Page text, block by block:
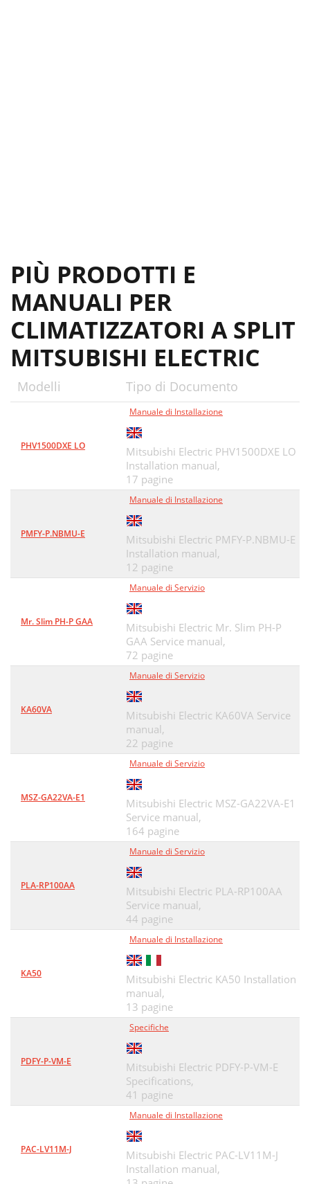
PIÙ PRODOTTI E
MANUALI PER
CLIMATIZZATORI A SPLIT
MITSUBISHI ELECTRIC
Modelli Tipo di Documento
PHV1500DXE LO
Manuale di Installazione
Mitsubishi Electric PHV1500DXE LO
Installation manual,
17 pagine
PMFY-P.NBMU-E
Manuale di Installazione
Mitsubishi Electric PMFY-P.NBMU-E
Installation manual,
12 pagine
Mr. Slim PH-P GAA
Manuale di Servizio
Mitsubishi Electric Mr. Slim PH-P
GAA Service manual,
72 pagine
KA60VA
Manuale di Servizio
Mitsubishi Electric KA60VA Service
manual,
22 pagine
MSZ-GA22VA-E1
Manuale di Servizio
Mitsubishi Electric MSZ-GA22VA-E1
Service manual,
164 pagine
PLA-RP100AA
Manuale di Servizio
Mitsubishi Electric PLA-RP100AA
Service manual,
44 pagine
KA50
Manuale di Installazione
Mitsubishi Electric KA50 Installation
manual,
13 pagine
PDFY-P-VM-E
Specifiche
Mitsubishi Electric PDFY-P-VM-E
Specifications,
41 pagine
PAC-LV11M-J
Manuale di Installazione
Mitsubishi Electric PAC-LV11M-J
Installation manual,